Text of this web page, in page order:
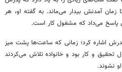
زمان آمدنش بیدار می‌ماند. به گفته او، هر
پاسخ می‌داد که مشغول کار است.
اشاره کرد؛ زمانی که ساعت‌ها پشت میز
و کار بود و خانواده تلاش می‌کردند
نشوند.